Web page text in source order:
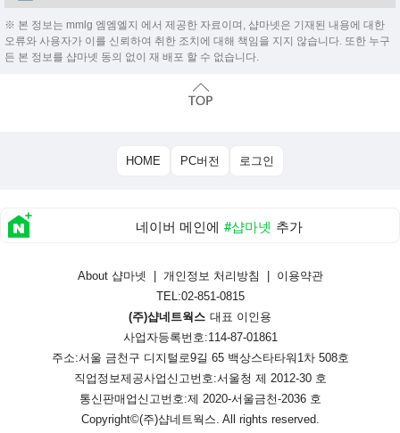
※ 본 정보는 mmlg 엠엠엘지 에서 제공한 자료이며, 샵마넷은 기재된 내용에 대한
오류와 사용자가 이를 신뢰하여 취한 조치에 대해 책임을 지지 않습니다. 또한 누구
든 본 정보를 샵마넷 동의 없이 재 배포 할 수 없습니다.
HOME PC버전 로그인
네이버 메인에 #샵마넷 추가
About 샵마넷 개인정보 처리방침
이용약관
TEL:02-851-0815
(주)샵네트웍스 대표 이인용
사업자등록번호:114-87-01861
주소:서울 금천구 디지털로9길 65 백상스타타워1차 508호
직업정보제공사업신고번호:서울청 제 2012-30 호
통신판매업신고번호:제 2020-서울금천-2036 호
Copyright©(주)샵네트웍스. All rights reserved.